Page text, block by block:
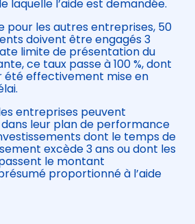
laquelle l’aide est demandée.
pour les autres entreprises, 50
doivent être engagés 3
limite de présentation du
ce taux passe à 100 %, dont
été effectivement mise en
entreprises peuvent
leur plan de performance
dont le temps de
excède 3 ans ou dont les
le montant
proportionné à l’aide